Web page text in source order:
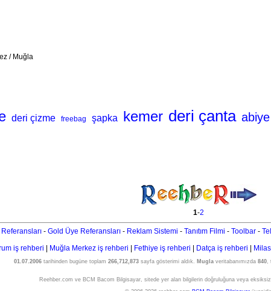
/ Muğla
deri çizme freebag şapka kemer deri çanta
1-2
- Gold Üye Referansları - Reklam Sistemi - Tanıtım Filmi - Toolbar -
iş rehberi Muğla Merkez iş rehberi Fethiye iş rehberi Datça iş rehberi
01.07.2006tarihinden bugüne toplam 266,712,873sayfa gösterimi aldık. Muglaveritabanımızda 840,
Reehber.com ve BCM Bacom Bilgisayar, sitede yer alan bilgilerin doğruluğuna veya